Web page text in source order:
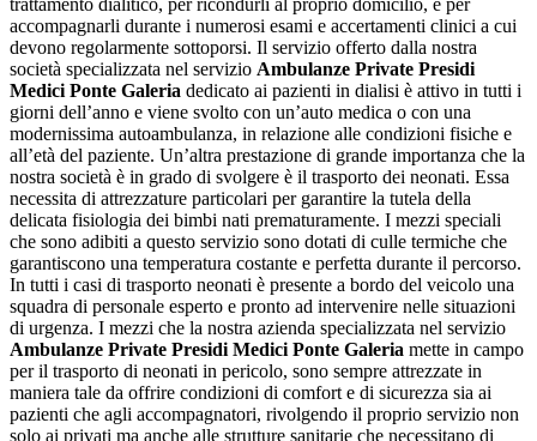
trattamento dialitico, per ricondurli al proprio domicilio, e per
accompagnarli durante i numerosi esami e accertamenti clinici a cui
devono regolarmente sottoporsi. Il servizio offerto dalla nostra
società specializzata nel servizio Ambulanze Private Presidi
Medici Ponte Galeria dedicato ai pazienti in dialisi è attivo in tutti i
giorni dell’anno e viene svolto con un’auto medica o con una
modernissima autoambulanza, in relazione alle condizioni fisiche e
all’età del paziente. Un’altra prestazione di grande importanza che la
nostra società è in grado di svolgere è il trasporto dei neonati. Essa
necessita di attrezzature particolari per garantire la tutela della
delicata fisiologia dei bimbi nati prematuramente. I mezzi speciali
che sono adibiti a questo servizio sono dotati di culle termiche che
garantiscono una temperatura costante e perfetta durante il percorso.
In tutti i casi di trasporto neonati è presente a bordo del veicolo una
squadra di personale esperto e pronto ad intervenire nelle situazioni
di urgenza. I mezzi che la nostra azienda specializzata nel servizio
Ambulanze Private Presidi Medici Ponte Galeria mette in campo
per il trasporto di neonati in pericolo, sono sempre attrezzate in
maniera tale da offrire condizioni di comfort e di sicurezza sia ai
pazienti che agli accompagnatori, rivolgendo il proprio servizio non
solo ai privati ma anche alle strutture sanitarie che necessitano di